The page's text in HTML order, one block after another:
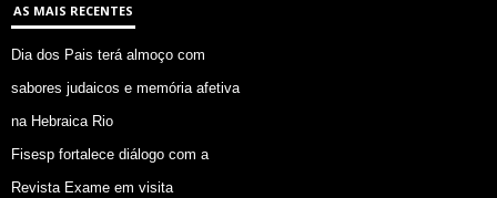
AS MAIS RECENTES
Dia dos Pais terá almoço com
sabores judaicos e memória afetiva
na Hebraica Rio
Fisesp fortalece diálogo com a
Revista Exame em visita